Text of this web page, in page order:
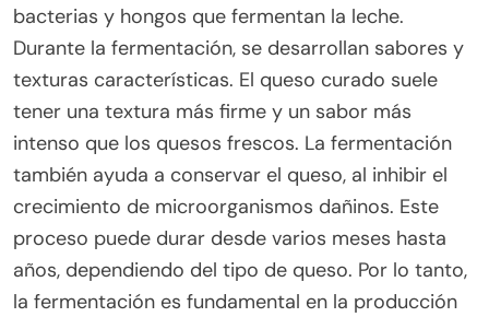
bacterias y hongos que fermentan la leche.
Durante la fermentación, se desarrollan sabores y
texturas características. El queso curado suele
tener una textura más firme y un sabor más
intenso que los quesos frescos. La fermentación
también ayuda a conservar el queso, al inhibir el
crecimiento de microorganismos dañinos. Este
proceso puede durar desde varios meses hasta
años, dependiendo del tipo de queso. Por lo tanto,
la fermentación es fundamental en la producción